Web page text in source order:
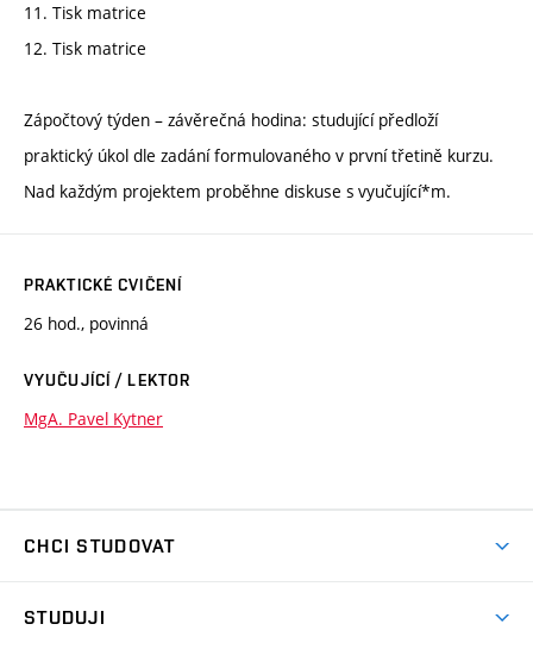
11. Tisk matrice
12. Tisk matrice
Zápočtový týden – závěrečná hodina: studující předloží
praktický úkol dle zadání formulovaného v první třetině kurzu.
Nad každým projektem proběhne diskuse s vyučující*m.
PRAKTICKÉ CVIČENÍ
26 hod., povinná
VYUČUJÍCÍ / LEKTOR
MgA. Pavel Kytner
CHCI STUDOVAT
STUDUJI